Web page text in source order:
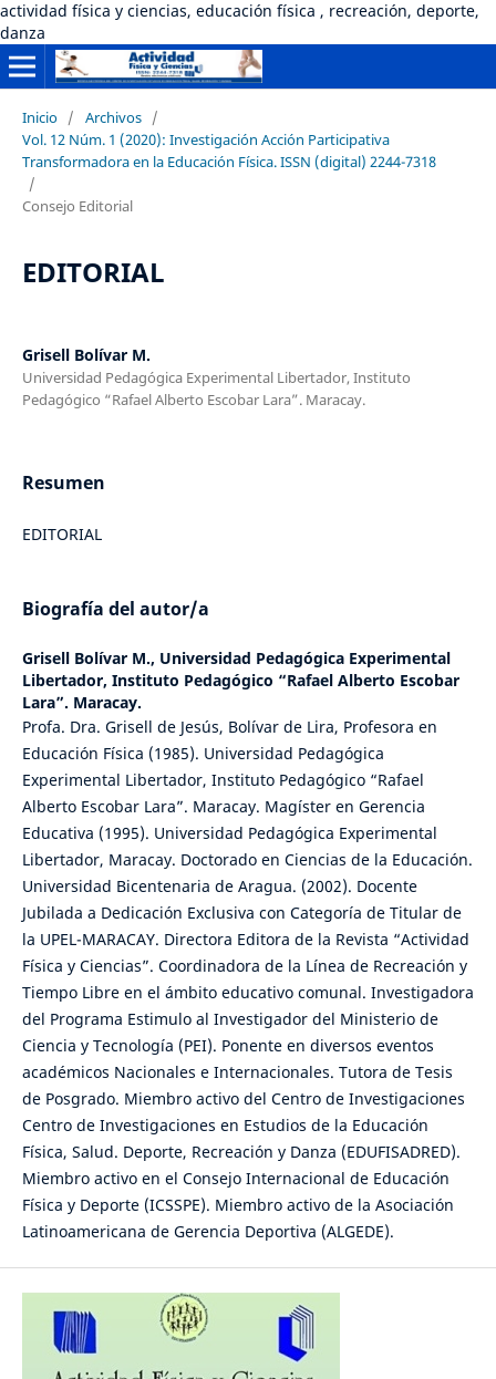
actividad física y ciencias, educación física , recreación, deporte,
danza
Inicio / Archivos /
Vol. 12 Núm. 1 (2020): Investigación Acción Participativa
Transformadora en la Educación Física. ISSN (digital) 2244-7318
/
Consejo Editorial
EDITORIAL
Grisell Bolívar M.
Universidad Pedagógica Experimental Libertador, Instituto
Pedagógico “Rafael Alberto Escobar Lara”. Maracay.
Resumen
EDITORIAL
Biografía del autor/a
Grisell Bolívar M., Universidad Pedagógica Experimental
Libertador, Instituto Pedagógico “Rafael Alberto Escobar
Lara”. Maracay.
Profa. Dra. Grisell de Jesús, Bolívar de Lira, Profesora en
Educación Física (1985). Universidad Pedagógica
Experimental Libertador, Instituto Pedagógico “Rafael
Alberto Escobar Lara”. Maracay. Magíster en Gerencia
Educativa (1995). Universidad Pedagógica Experimental
Libertador, Maracay. Doctorado en Ciencias de la Educación.
Universidad Bicentenaria de Aragua. (2002). Docente
Jubilada a Dedicación Exclusiva con Categoría de Titular de
la UPEL-MARACAY. Directora Editora de la Revista “Actividad
Física y Ciencias”. Coordinadora de la Línea de Recreación y
Tiempo Libre en el ámbito educativo comunal. Investigadora
del Programa Estimulo al Investigador del Ministerio de
Ciencia y Tecnología (PEI). Ponente en diversos eventos
académicos Nacionales e Internacionales. Tutora de Tesis
de Posgrado. Miembro activo del Centro de Investigaciones
Centro de Investigaciones en Estudios de la Educación
Física, Salud. Deporte, Recreación y Danza (EDUFISADRED).
Miembro activo en el Consejo Internacional de Educación
Física y Deporte (ICSSPE). Miembro activo de la Asociación
Latinoamericana de Gerencia Deportiva (ALGEDE).